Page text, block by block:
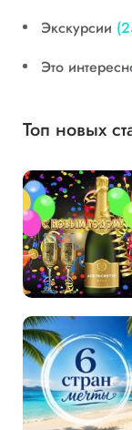
Экскурсии
Это
Топ новых